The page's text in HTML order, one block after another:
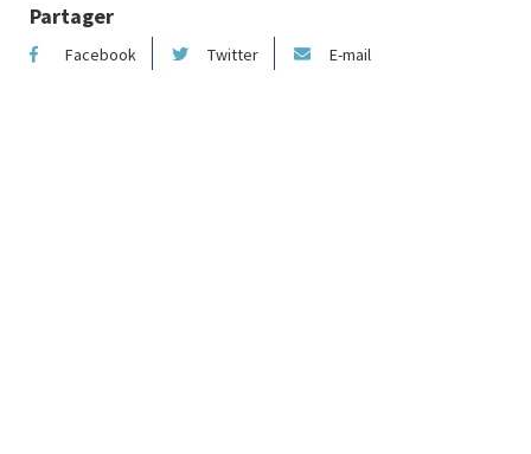
Partager
Facebook Twitter E-mail